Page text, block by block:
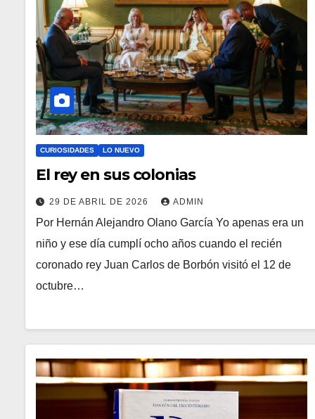
CURIOSIDADES LO NUEVO
El rey en sus colonias
29 DE ABRIL DE 2026 ADMIN
Por Hernán Alejandro Olano García Yo apenas era un
niño y ese día cumplí ocho años cuando el recién
coronado rey Juan Carlos de Borbón visitó el 12 de
octubre…